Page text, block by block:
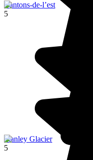
Cantons-de-l’est
5
Stanley Glacier
5